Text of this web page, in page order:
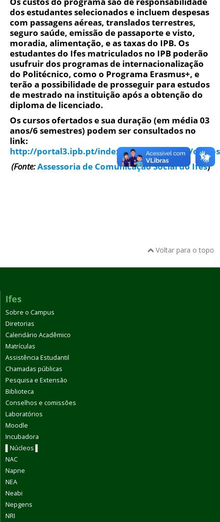
dos estudantes selecionados e incluem despesas
com passagens aéreas, translados terrestres,
seguro saúde, emissão de passaporte e visto,
moradia, alimentação, e as taxas do IPB. Os
estudantes do Ifes matriculados no IPB poderão
usufruir dos programas de internacionalização
do Politécnico, como o Programa Erasmus+, e
terão a possibilidade de prosseguir para estudos
de mestrado na instituição após a obtenção do
diploma de licenciado.
Os cursos ofertados e sua duração (em média 03
anos/6 semestres) podem ser consultados no
link:
http://portal3.ipb.pt/index.php/pt/guiaects/
(Fonte:Assessoria de Comunicação Social do Ifes)
Voltar para o topo
Ifes
Sobre o Campus
Diretorias
Calendário Acadêmico
Matrículas
Assistência Estudantil
Chamadas públicas
Pesquisa e Extensão
Biblioteca
Conselhos e comissões
Laboratórios
Moodle
Incubadora
▌Núcleos ▌
NAC
Napne
NEA
Neabi
Nepgens
NRI